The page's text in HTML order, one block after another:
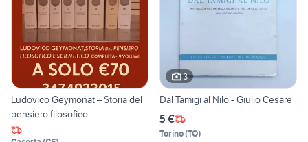
Ludovico Geymonat – Storia del
pensiero filosofico
3
Dal Tamigi al Nilo - Giulio Cesare
5 €
Torino(TO)